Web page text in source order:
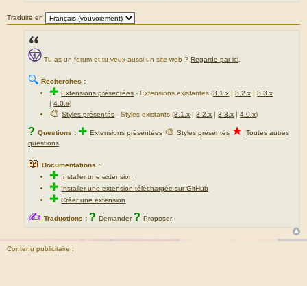
Traduire en
Tu as un forum et tu veux aussi un site web ? Regarde par ici
🔍 Recherches :
✚Extensions présentées -Extensions existantes (3.1.x |3.2.x |3.3.x
|4.0.x)
🎨Styles présentés - Styles existants (3.1.x |3.2.x |3.3.x |4.0.x)
? Questions : ✚ Extensions présentées 🎨 Styles présentés ★ Toutes autres
questions
📖 Documentations :
✚ Installer une extension
✚ Installer une extension téléchargée sur GitHub
✚Créer une extension
✍ Traductions : ? Demander ? Proposer
Contenu publicitaire :